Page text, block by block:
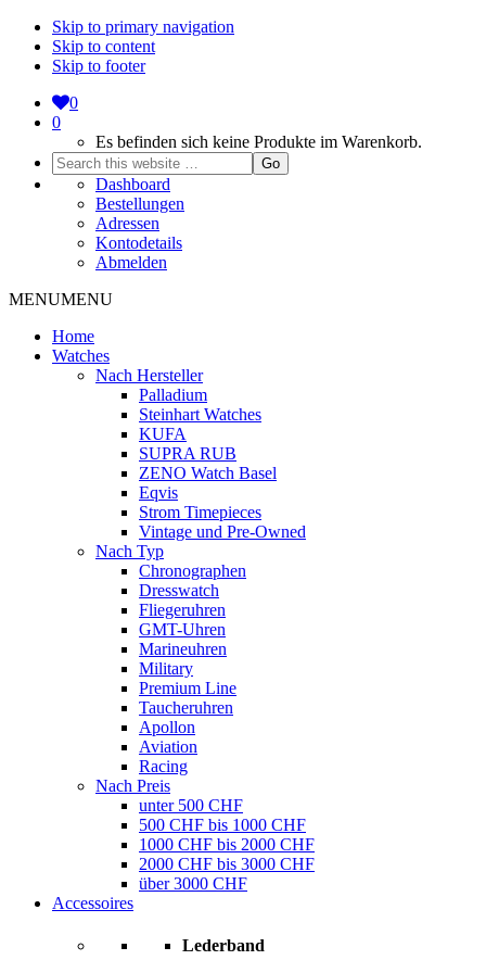
Skip to primary navigation
Skip to content
Skip to footer
0
0
Es befinden sich keine Produkte im Warenkorb.
Search
this
website
Dashboard
Bestellungen
Adressen
Kontodetails
Abmelden
MENUMENU
Home
Watches
Nach Hersteller
Palladium
Steinhart Watches
KUFA
SUPRA RUB
ZENO Watch Basel
Eqvis
Strom Timepieces
Vintage und Pre-Owned
Nach Typ
Chronographen
Dresswatch
Fliegeruhren
GMT-Uhren
Marineuhren
Military
Premium Line
Taucheruhren
Apollon
Aviation
Racing
Nach Preis
unter 500 CHF
500 CHF bis 1000 CHF
1000 CHF bis 2000 CHF
2000 CHF bis 3000 CHF
über 3000 CHF
Accessoires
Lederband